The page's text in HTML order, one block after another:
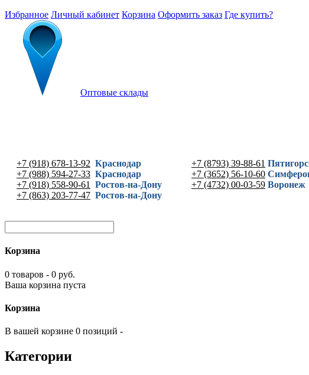
Избранное Личный кабинет Корзина Оформить заказ Где купить?
Оптовые склады
+7 (918) 678-13-92 Краснодар
+7 (988) 594-27-33 Краснодар
+7 (918) 558-90-61
Ростов-на-Дону
+7 (863) 203-77-47 Ростов-на-Дону
+7 (8793) 39-88-61
+7 (3652) 56-10-60
+7 (4732) 00-03-59 Воронеж
Корзина
0 товаров - 0 руб.
Ваша корзина пуста
Корзина
В вашей корзине 0 позиций -
Категории